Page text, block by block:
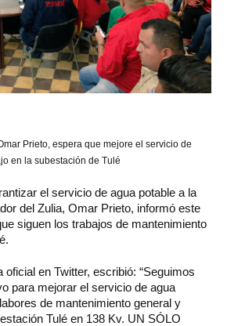
Prieto, espera que mejore el servicio de
en la subestación de Tulé
el servicio de agua potable a la
del Zulia, Omar Prieto, informó este
siguen los trabajos de mantenimiento
en Twitter, escribió: “Seguimos
para mejorar el servicio de agua
de mantenimiento general y
Tulé en 138 Kv. UN SÓLO